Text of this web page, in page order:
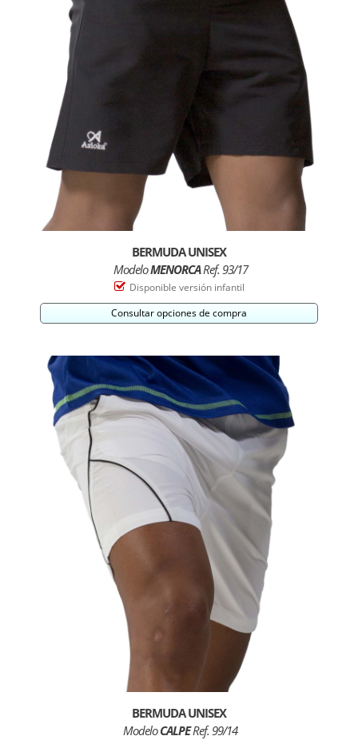
BERMUDA UNISEX
ModeloMENORCARef. 93/17
Disponible versión infantil
Consultar opciones de compra
BERMUDA UNISEX
ModeloCALPERef. 99/14